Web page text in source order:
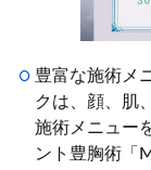
豊富な施術メ
クは、顔、肌
施術メニュー
ント豊胸術「